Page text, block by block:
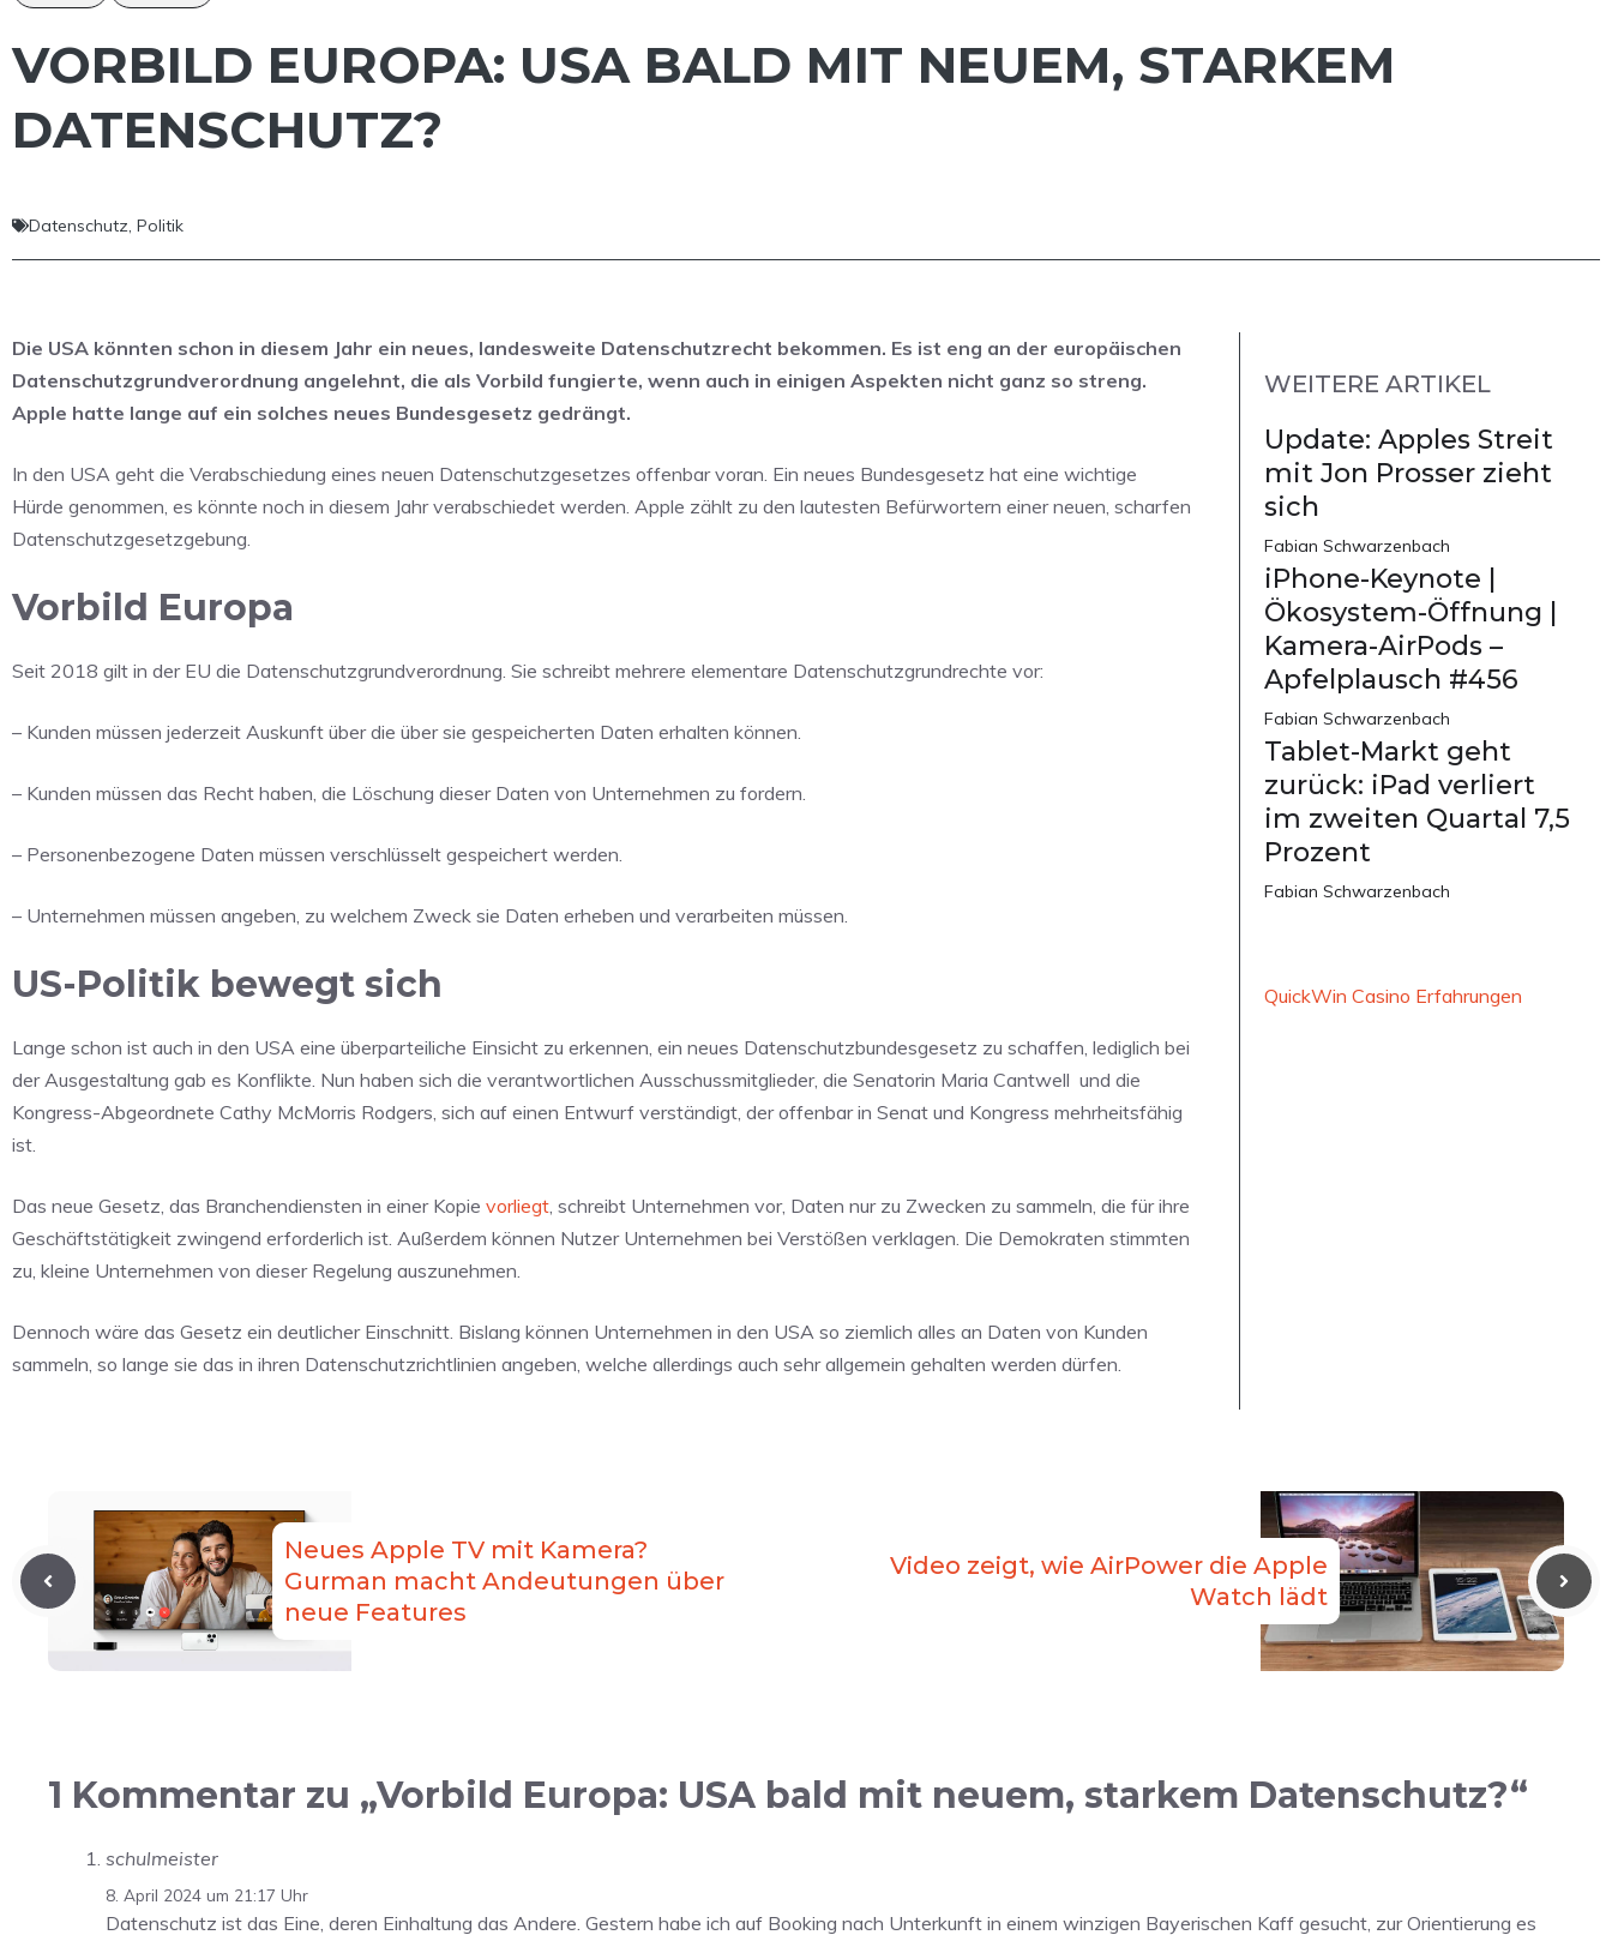
VORBILD EUROPA: USA BALD MIT NEUEM, STARKEM
DATENSCHUTZ?
Datenschutz, Politik
Die USA könnten schon in diesem Jahr ein neues, landesweite Datenschutzrecht bekommen. Es ist eng an der europäischen
Datenschutzgrundverordnung angelehnt, die als Vorbild fungierte, wenn auch in einigen Aspekten nicht ganz so streng.
Apple hatte lange auf ein solches neues Bundesgesetz gedrängt.
In den USA geht die Verabschiedung eines neuen Datenschutzgesetzes offenbar voran. Ein neues Bundesgesetz hat eine wichtige
Hürde genommen, es könnte noch in diesem Jahr verabschiedet werden. Apple zählt zu den lautesten Befürwortern einer neuen, scharfen
Datenschutzgesetzgebung.
Vorbild Europa
Seit 2018 gilt in der EU die Datenschutzgrundverordnung. Sie schreibt mehrere elementare Datenschutzgrundrechte vor:
– Kunden müssen jederzeit Auskunft über die über sie gespeicherten Daten erhalten können.
– Kunden müssen das Recht haben, die Löschung dieser Daten von Unternehmen zu fordern.
– Personenbezogene Daten müssen verschlüsselt gespeichert werden.
– Unternehmen müssen angeben, zu welchem Zweck sie Daten erheben und verarbeiten müssen.
US-Politik bewegt sich
Lange schon ist auch in den USA eine überparteiliche Einsicht zu erkennen, ein neues Datenschutzbundesgesetz zu schaffen, lediglich bei
der Ausgestaltung gab es Konflikte. Nun haben sich die verantwortlichen Ausschussmitglieder, die Senatorin Maria Cantwell und die
Kongress-Abgeordnete Cathy McMorris Rodgers, sich auf einen Entwurf verständigt, der offenbar in Senat und Kongress mehrheitsfähig
ist.
Das neue Gesetz, das Branchendiensten in einer Kopie vorliegt , schreibt Unternehmen vor, Daten nur zu Zwecken zu sammeln, die für ihre
Geschäftstätigkeit zwingend erforderlich ist. Außerdem können Nutzer Unternehmen bei Verstößen verklagen. Die Demokraten stimmten
zu, kleine Unternehmen von dieser Regelung auszunehmen.
Dennoch wäre das Gesetz ein deutlicher Einschnitt. Bislang können Unternehmen in den USA so ziemlich alles an Daten von Kunden
sammeln, so lange sie das in ihren Datenschutzrichtlinien angeben, welche allerdings auch sehr allgemein gehalten werden dürfen.
WEITERE ARTIKEL
Update: Apples Streit
mit Jon Prosser zieht
sich
Fabian Schwarzenbach
iPhone-Keynote |
Ökosystem-Öffnung |
Kamera-AirPods –
Apfelplausch #456
Fabian Schwarzenbach
Tablet-Markt geht
zurück: iPad verliert
im zweiten Quartal 7,5
Prozent
Fabian Schwarzenbach
QuickWin Casino Erfahrungen
Neues Apple TV mit Kamera?
Gurman macht Andeutungen über
neue Features
Video zeigt, wie AirPower die Apple
Watch lädt
1 Kommentar zu „Vorbild Europa: USA bald mit neuem, starkem Datenschutz?“
schulmeister
8. April 2024 um 21:17 Uhr
Datenschutz ist das Eine, deren Einhaltung das Andere. Gestern habe ich auf Booking nach Unterkunft in einem winzigen Bayerischen Kaff gesucht, zur Orientierung es